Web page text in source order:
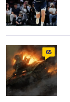
65